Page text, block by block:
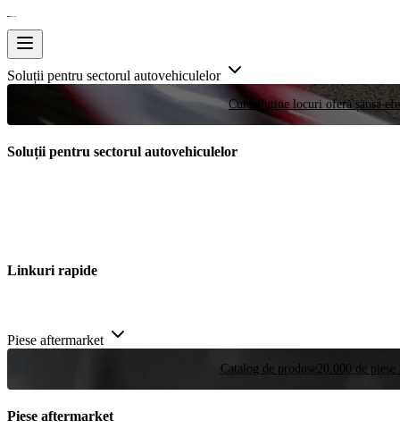
Soluții pentru sectorul autovehiculelor
Curse Puține locuri oferă șansa
Soluții pentru sectorul autovehiculelor
Linkuri rapide
Piese aftermarket
Catalog de produse 20.000 de
Piese aftermarket